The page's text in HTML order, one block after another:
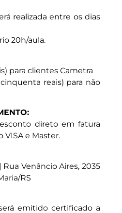
realizada entre os dias
20h/aula.
para clientes Cametra
reais) para não
direto em fatura
VISA e Master.
Rua Venâncio Aires, 2035
RS
emitido certificado a